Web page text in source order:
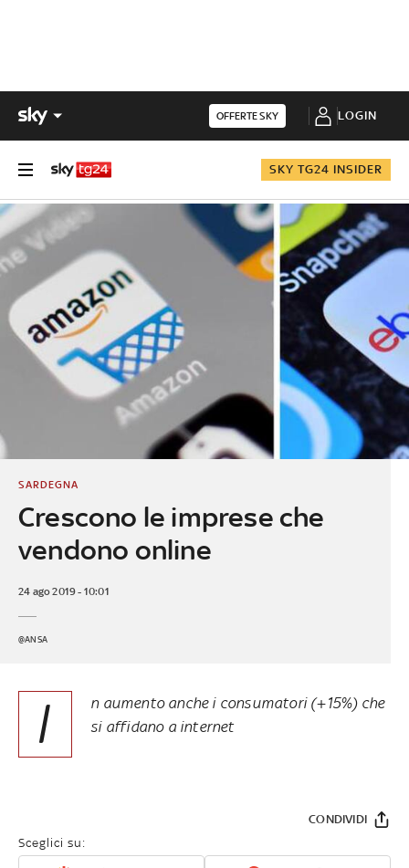
OFFERTE SKY LOGIN
SKY TG24 INSIDER
Crescono le imprese che
vendono online
SARDEGNA
24 ago 2019 - 10:01
@ANSA
I
n aumento anche i consumatori (+15%) che
si affidano a internet
Sceglici su:
CONDIVIDI